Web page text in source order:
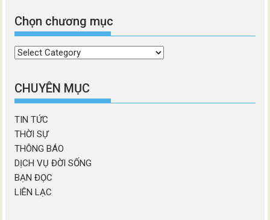
Chọn chương mục
Chọn
mục
CHUYÊN MỤC
TIN TỨC
THỜI SỰ
THÔNG BÁO
DỊCH VỤ ĐỜI SỐNG
BẠN ĐỌC
LIÊN LẠC